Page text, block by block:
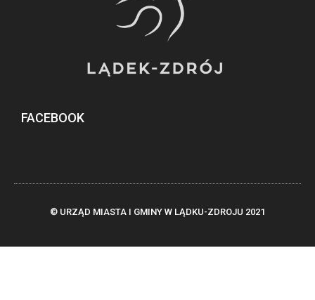
FACEBOOK
© URZĄD MIASTA I GMINY W LĄDKU-ZDROJU 2021